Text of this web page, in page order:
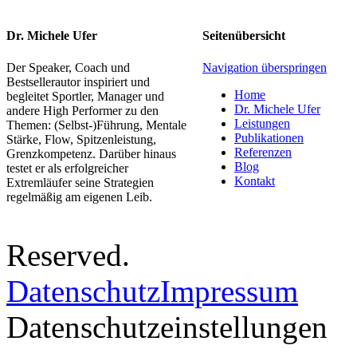
Dr. Michele Ufer
Der Speaker, Coach und
Bestsellerautor inspiriert und
begleitet Sportler, Manager und
andere High Performer zu den
Themen: (Selbst-)Führung, Mentale
Stärke, Flow, Spitzenleistung,
Grenzkompetenz. Darüber hinaus
testet er als erfolgreicher
Extremläufer seine Strategien
regelmäßig am eigenen Leib.
Seitenübersicht
Navigation überspringen
Home
Dr. Michele Ufer
Leistungen
Publikationen
Referenzen
Blog
Kontakt
Reserved.
DatenschutzImpressum
Datenschutzeinstellungen